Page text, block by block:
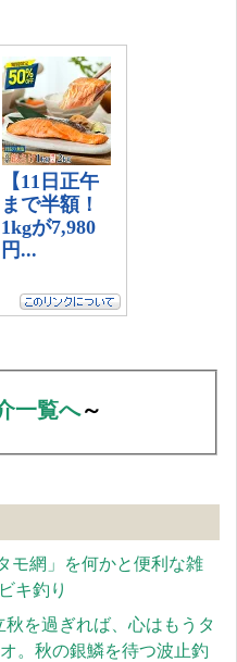
一覧へ～
モ網」を何かと便利な雑
キ釣り
秋を過ぎれば、心はもうタ
。秋の銀鱗を待つ波止釣